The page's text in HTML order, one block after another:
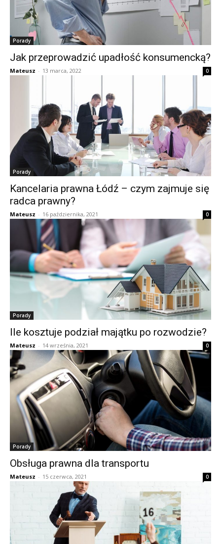
Porady
Jak przeprowadzić upadłość konsumencką?
Mateusz - 13 marca, 2022 0
Porady
Kancelaria prawna Łódź – czym zajmuje się
radca prawny?
Mateusz - 16 października, 2021 0
Porady
Ile kosztuje podział majątku po rozwodzie?
Mateusz - 14 września, 2021 0
Porady
Obsługa prawna dla transportu
Mateusz - 15 czerwca, 2021 0